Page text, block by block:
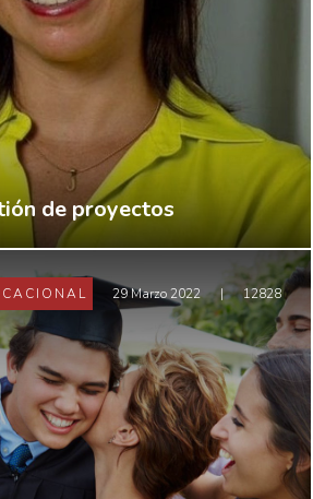
de proyectos
29 Marzo 2022 |
12828